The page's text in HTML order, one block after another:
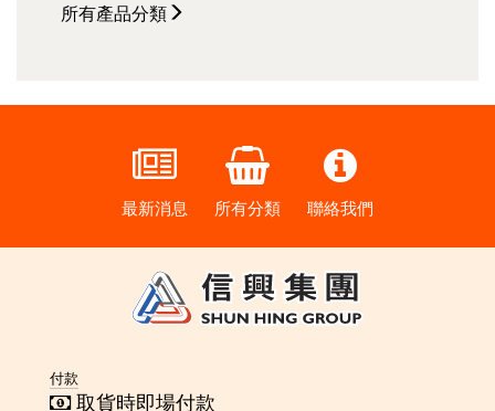
所有產品分類
最新消息 所有分類 聯絡我們
付款
取貨時即場付款